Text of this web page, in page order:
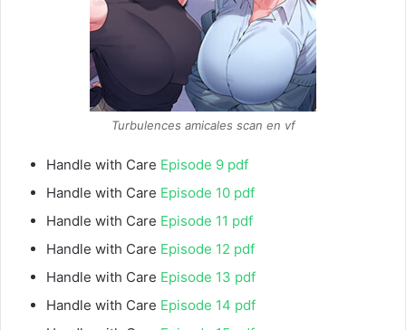
Turbulences amicales scan en vf
Handle with Care Episode 9 pdf
Handle with Care Episode 10 pdf
Handle with Care Episode 11 pdf
Handle with Care Episode 12 pdf
Handle with Care Episode 13 pdf
Handle with Care Episode 14 pdf